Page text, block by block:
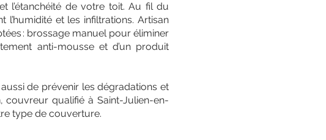
l’étanchéité de votre toit. Au fil du
et les infiltrations. Artisan
: brossage manuel pour éliminer
anti-mousse et d’un produit
de prévenir les dégradations et
couvreur qualifié à Saint-Julien-en-
type de couverture.